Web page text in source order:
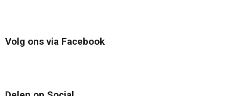
Volg ons via Facebook